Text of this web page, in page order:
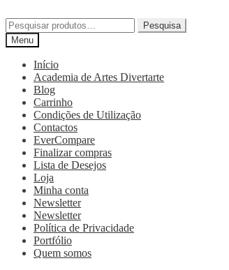
Pesquisa
Menu
Início
Academia de Artes Divertarte
Blog
Carrinho
Condições de Utilização
Contactos
EverCompare
Finalizar compras
Lista de Desejos
Loja
Minha conta
Newsletter
Newsletter
Política de Privacidade
Portfólio
Quem somos